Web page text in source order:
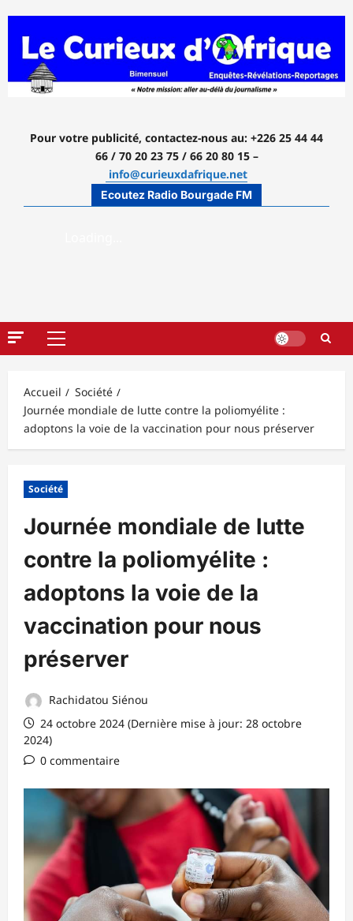
contenu
Pour votre publicité, contactez-nous au: +226 25 44 44
66 / 70 20 23 75 / 66 20 80 15 –
info@curieuxdafrique.net
Ecoutez Radio Bourgade FM
Menu
Accueil
Société
Journée mondiale de lutte contre la poliomyélite :
adoptons la voie de la vaccination pour nous préserver
Société
Journée mondiale de lutte
contre la poliomyélite :
adoptons la voie de la
vaccination pour nous
préserver
Rachidatou Siénou
24 octobre 2024 (Dernière mise à jour: 28 octobre
2024)
0 commentaire